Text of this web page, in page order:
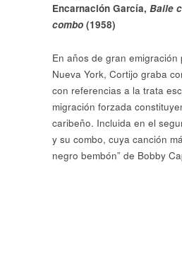
Encarnación García, Baile
combo (1958)
En años de gran
Nueva York, Cortijo graba
con referencias a la trata
migración forzada
caribeño. Incluida en el
y su combo, cuya canción
negro bembón” de Bobby